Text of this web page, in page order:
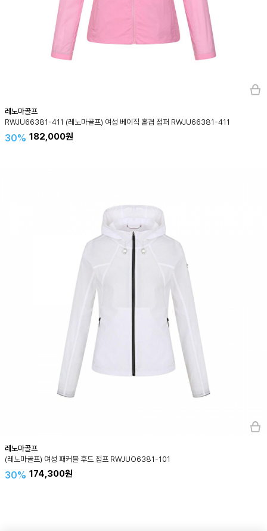
레노마골프
RWJU66381-411 (레노마골프) 여성 베이직 홑겹 점퍼 RWJU66381-411
30% 182,000원
레노마골프
(레노마골프) 여성 패커블 후드 점프 RWJUO6381-101
30% 174,300원